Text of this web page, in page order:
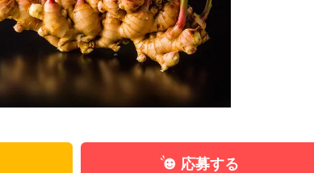
応募する